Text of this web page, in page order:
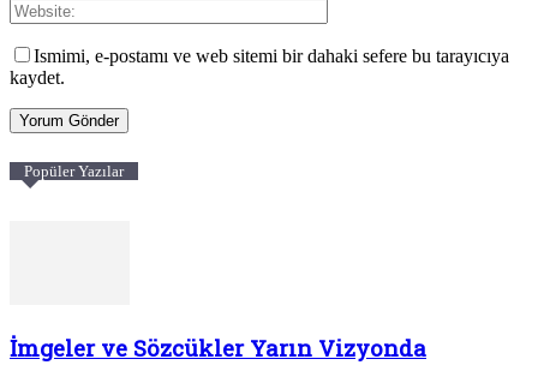
Ismimi, e-postamı ve web sitemi bir dahaki sefere bu tarayıcıya
kaydet.
Popüler Yazılar
İmgeler ve Sözcükler Yarın Vizyonda